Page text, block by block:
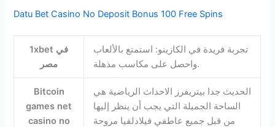
Datu Bet Casino No Deposit Bonus 100 Free Spins
1xbet في
مصر
تجربة فريدة في الكازينو: استمتع بالألعاب
واحصل على مكاسب مذهلة.
Bitcoin
games net
casino no
الحديث جدا بيتريفرز الاحداث الرياضية هي
الساحة الجميلة التي يجب أن ينظر إليها
من قبل جميع عاطفي فيلادلفيا مروحة